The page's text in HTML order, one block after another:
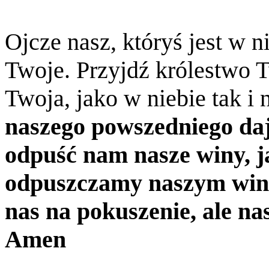
Ojcze nasz, któryś jest w
Twoje. Przyjdź królestwo
Twoja, jako w niebie tak i
naszego powszedniego
odpuść nam nasze winy,
odpuszczamy naszym
nas na pokuszenie, ale
Amen